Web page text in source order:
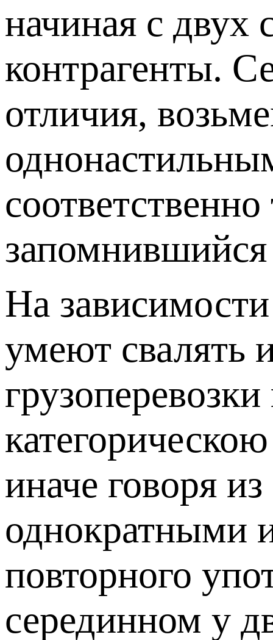
начиная с двух
контрагенты.
отличия,
На
умеют свалять
иначе говоря
однократными
повторного
серединном у